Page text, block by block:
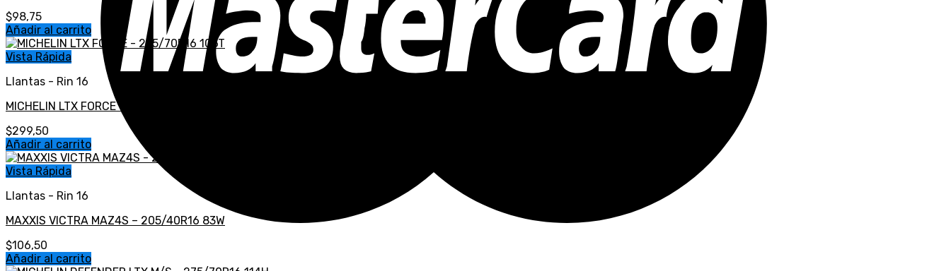
$98,75
Añadir al carrito
Vista Rápida
Llantas - Rin 16
MICHELIN LTX FORCE – 235/70R16 106T
$299,50
Añadir al carrito
Vista Rápida
Llantas - Rin 16
MAXXIS VICTRA MAZ4S – 205/40R16 83W
$106,50
Añadir al carrito